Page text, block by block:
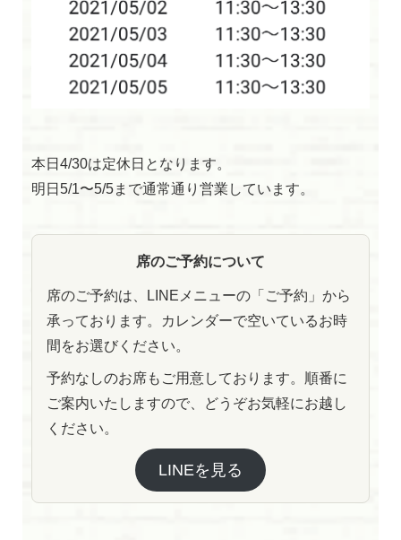
本日4/30は定休日となります。
明日5/1〜5/5まで通常通り営業しています。
席のご予約について
席のご予約は、LINEメニューの「ご予約」から
承っております。カレンダーで空いているお時
間をお選びください。
予約なしのお席もご用意しております。順番に
ご案内いたしますので、どうぞお気軽にお越し
ください。
LINEを見る